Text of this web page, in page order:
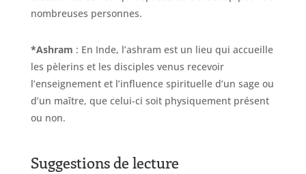
nombreuses personnes.
*Ashram : En Inde, l’ashram est un lieu qui accueille
les pèlerins et les disciples venus recevoir
l’enseignement et l’influence spirituelle d’un sage ou
d’un maître, que celui-ci soit physiquement présent
ou non.
Suggestions de lecture